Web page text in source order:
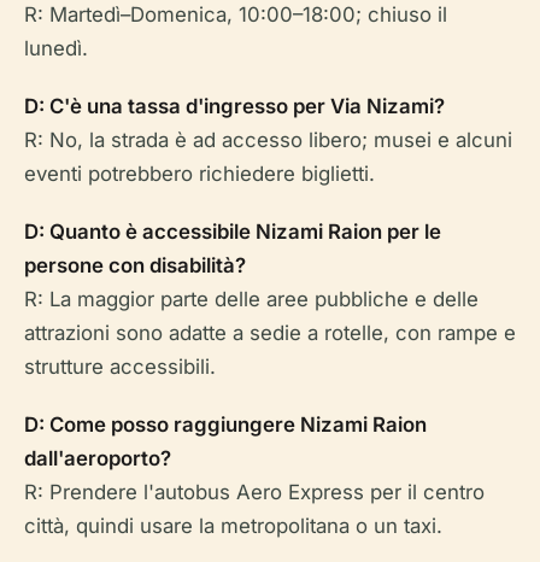
R: Martedì–Domenica, 10:00–18:00; chiuso il
lunedì.
D: C'è una tassa d'ingresso per Via Nizami?
R: No, la strada è ad accesso libero; musei e alcuni
eventi potrebbero richiedere biglietti.
D: Quanto è accessibile Nizami Raion per le
persone con disabilità?
R: La maggior parte delle aree pubbliche e delle
attrazioni sono adatte a sedie a rotelle, con rampe e
strutture accessibili.
D: Come posso raggiungere Nizami Raion
dall'aeroporto?
R: Prendere l'autobus Aero Express per il centro
città, quindi usare la metropolitana o un taxi.